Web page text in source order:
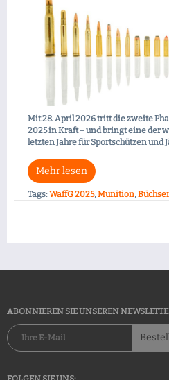
Mit 28. April 2026 tritt die zweite
2025 in Kraft – und bringt eine der
letzten Jahre für Sportschützen und
Mehr lesen
Tags:WaffG 2025,Munition,
ABONNIEREN SIE UNSEREN